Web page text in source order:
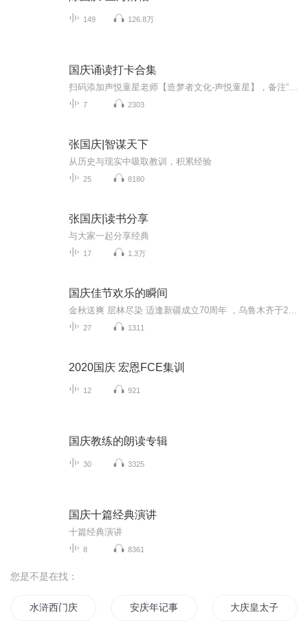
149 126.8万
国庆诵读打卡合集
7 2303
张国庆|智谋天下
从历史与现实中吸取教训，积累经验
25 8180
张国庆|读书分享
与大家一起分享经典
17 1.3万
国庆佳节欢乐的瞬间
27 1311
2020国庆 宏恩FCE集训
12 921
国庆教练的朗读专辑
30 3325
国庆十篇经典演讲
十篇经典演讲
8 8361
您是不是在找：
水浒西门庆 安庆年记事 大庆皇太子